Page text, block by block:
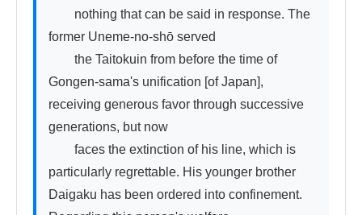
nothing that can be said in response. The
former Uneme-no-shō served
the Taitokuin from before the time of
Gongen-sama's unification [of Japan],
receiving generous favor through successive
generations, but now
faces the extinction of his line, which is
particularly regrettable. His younger brother
Daigaku has been ordered into confinement.